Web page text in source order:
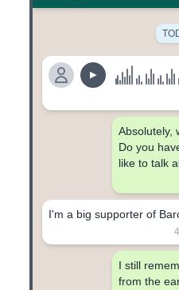
Absolutely,
Do you
like to talk
I'm a big supporter of
I still
from the